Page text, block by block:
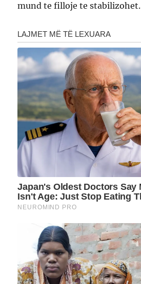
mund te filloje te stabilizohet.